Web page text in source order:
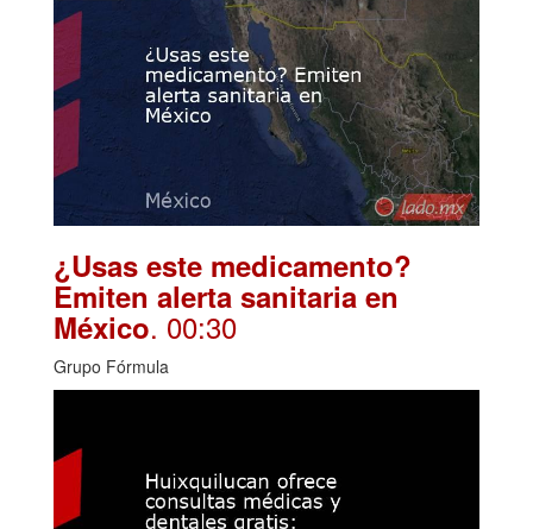
¿Usas este medicamento?
Emiten alerta sanitaria en
México. 00:30
Grupo Fórmula